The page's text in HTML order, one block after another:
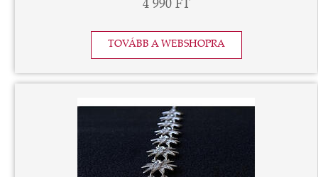
4 990 FT
TOVÁBB A WEBSHOPRA